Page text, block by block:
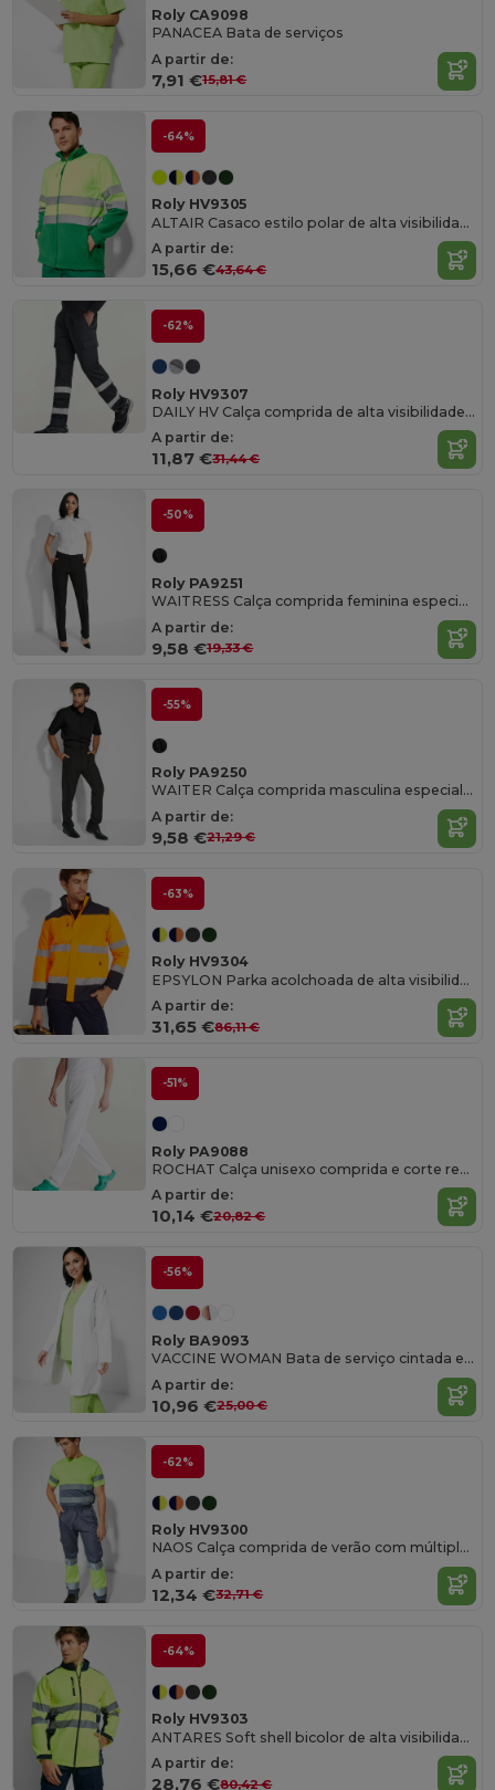
Roly CA9098
PANACEA Bata de serviços
A partir de:
7,91 €15,81 €
-64%
Roly HV9305
ALTAIR Casaco estilo polar de alta visibilidade
A partir de:
15,66 €43,64 €
-62%
Roly HV9307
DAILY HV Calça comprida de alta visibilidade em tecido resistente
A partir de:
11,87 €31,44 €
-50%
Roly PA9251
WAITRESS Calça comprida feminina especial para garçonete
A partir de:
9,58 €19,33 €
-55%
Roly PA9250
WAITER Calça comprida masculina especial para garçom/barman
A partir de:
9,58 €21,29 €
-63%
Roly HV9304
EPSYLON Parka acolchoada de alta visibilidade combinada em duas cores
A partir de:
31,65 €86,11 €
-51%
Roly PA9088
ROCHAT Calça unisexo comprida e corte recto
A partir de:
10,14 €20,82 €
-56%
Roly BA9093
VACCINE WOMAN Bata de serviço cintada e manga comprida
A partir de:
10,96 €25,00 €
-62%
Roly HV9300
NAOS Calça comprida de verão com múltiplos bolsos e de alta visibilidade
A partir de:
12,34 €32,71 €
-64%
Roly HV9303
ANTARES Soft shell bicolor de alta visibilidade
A partir de:
28,76 €80,42 €